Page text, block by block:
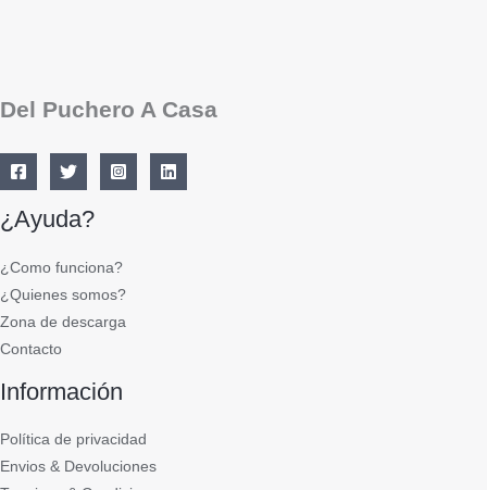
Del Puchero A Casa
¿Ayuda?
¿Como funciona?
¿Quienes somos?
Zona de descarga
Contacto
Información
Política de privacidad
Envios & Devoluciones